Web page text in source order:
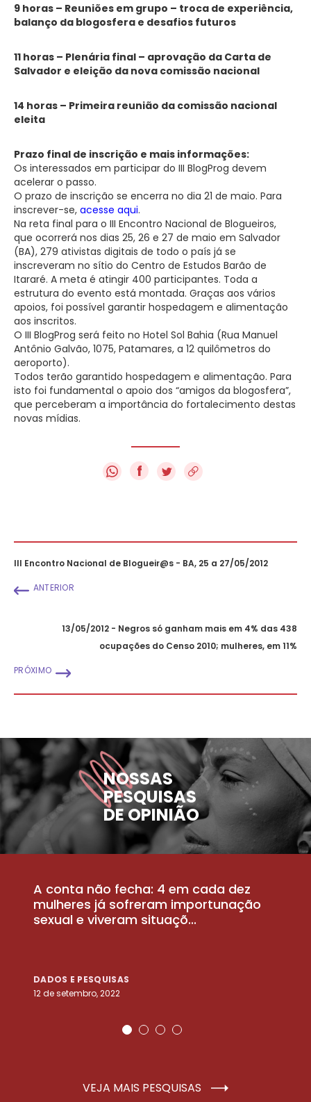
9 horas – Reuniões em grupo – troca de experiência,
balanço da blogosfera e desafios futuros
11 horas – Plenária final – aprovação da Carta de
Salvador e eleição da nova comissão nacional
14 horas – Primeira reunião da comissão nacional
eleita
Prazo final de inscrição e mais informações:
Os interessados em participar do III BlogProg devem
acelerar o passo.
O prazo de inscrição se encerra no dia 21 de maio. Para
inscrever-se, acesse aqui.
Na reta final para o III Encontro Nacional de Blogueiros,
que ocorrerá nos dias 25, 26 e 27 de maio em Salvador
(BA), 279 ativistas digitais de todo o país já se
inscreveram no sítio do Centro de Estudos Barão de
Itararé. A meta é atingir 400 participantes. Toda a
estrutura do evento está montada. Graças aos vários
apoios, foi possível garantir hospedagem e alimentação
aos inscritos.
O III BlogProg será feito no Hotel Sol Bahia (Rua Manuel
Antônio Galvão, 1075, Patamares, a 12 quilômetros do
aeroporto).
Todos terão garantido hospedagem e alimentação. Para
isto foi fundamental o apoio dos “amigos da blogosfera”,
que perceberam a importância do fortalecimento destas
novas mídias.
f
III Encontro Nacional de Blogueir@s - BA, 25 a 27/05/2012
ANTERIOR
13/05/2012 - Negros só ganham mais em 4% das 438
ocupações do Censo 2010; mulheres, em 11%
PRÓXIMO
NOSSAS
PESQUISAS
DE OPINIÃO
A conta não fecha: 4 em cada dez
mulheres já sofreram importunação
sexual e viveram situaçõ...
DADOS E PESQUISAS
12 de setembro, 2022
VEJA MAIS PESQUISAS